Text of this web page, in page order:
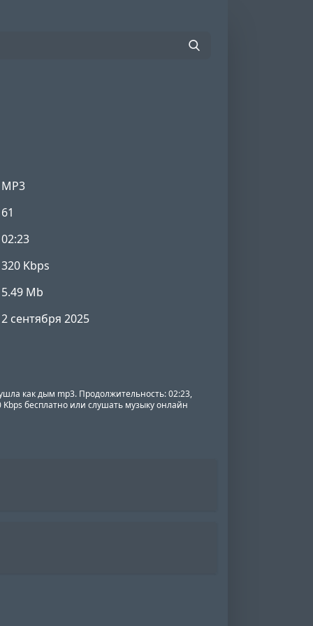
MP3
61
02:23
320 Kbps
5.49 Mb
2 сентября 2025
как дым mp3. Продолжительность: 02:23,
Kbps бесплатно или слушать музыку онлайн